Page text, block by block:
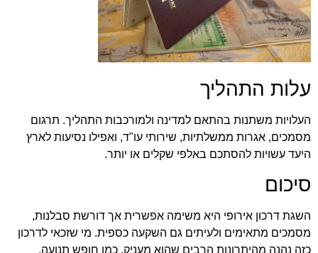
עלות התהליך
העלויות משתנות בהתאם למדינה ולמורכבות התהליך. תרגום
מסמכים, אגרות ממשלתיות, שירותי עו"ד, ואפילו נסיעות לארץ
היעד עשויות להסתכם באלפי שקלים או יותר.
סיכום
השגת דרכון אירופי היא משימה אפשרית אך דורשת סבלנות,
מסמכים מתאימים ולעיתים גם השקעה כספית. מי שזכאי לדרכון
כזה נהנה מהיתרונות הרבים שהוא מעניק, כמו חופש תנועה,